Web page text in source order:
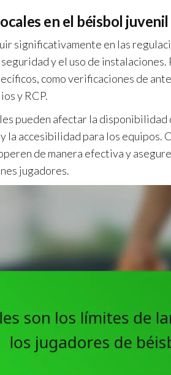
en el béisbol juvenil
significativamente en las
y el uso de
como verificaciones de
y RCP.
pueden afectar la disponibilidad
la accesibilidad para los equipos.
de manera efectiva y
jugadores.